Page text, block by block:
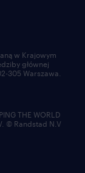
w Krajowym
głównej
305 Warszawa.
THE WORLD
© Randstad N.V